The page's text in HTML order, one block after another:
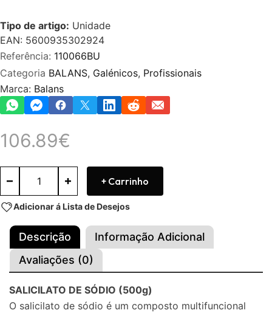
Tipo de artigo: Unidade
EAN: 5600935302924
Referência: 110066BU
Categoria BALANS, Galénicos, Profissionais
Marca: Balans
106.89€
+ Carrinho
Adicionar á Lista de Desejos
Descrição
Informação Adicional
Avaliações (0)
SALICILATO DE SÓDIO (500g)
O salicilato de sódio é um composto multifuncional